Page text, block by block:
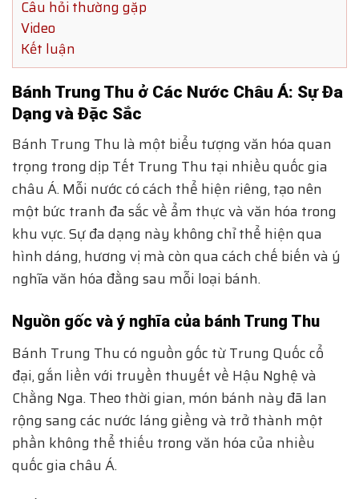
Câu hỏi thường gặp
Video
Kết luận
Bánh Trung Thu ở Các Nước Châu Á: Sự Đa
Dạng và Đặc Sắc
Bánh Trung Thu là một biểu tượng văn hóa quan
trọng trong dịp Tết Trung Thu tại nhiều quốc gia
châu Á. Mỗi nước có cách thể hiện riêng, tạo nên
một bức tranh đa sắc về ẩm thực và văn hóa trong
khu vực. Sự đa dạng này không chỉ thể hiện qua
hình dáng, hương vị mà còn qua cách chế biến và ý
nghĩa văn hóa đằng sau mỗi loại bánh.
Nguồn gốc và ý nghĩa của bánh Trung Thu
Bánh Trung Thu có nguồn gốc từ Trung Quốc cổ
đại, gắn liền với truyền thuyết về Hậu Nghệ và
Chằng Nga. Theo thời gian, món bánh này đã lan
rộng sang các nước láng giềng và trở thành một
phần không thể thiếu trong văn hóa của nhiều
quốc gia châu Á.